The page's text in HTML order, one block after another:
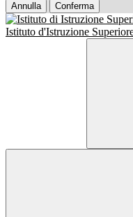
Annulla Conferma
Istituto d'Istruzione